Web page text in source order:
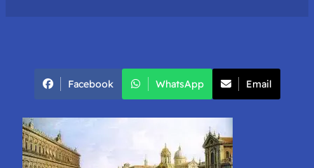
Facebook WhatsApp Email